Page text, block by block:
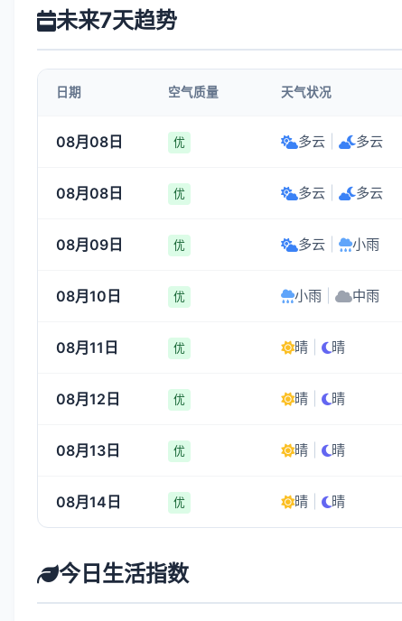
3-4 3-4 3-4 3-4
3-4 3-4 3-4
未来7天趋势
日期 空气质量 天气状况
08月08日 优 多云 多云
08月08日 优 多云 多云
08月09日 优 多云 小雨
08月10日 优 小雨 中雨
08月11日 优 晴 晴
08月12日 优 晴 晴
08月13日 优 晴 晴
08月14日 优 晴 晴
今日生活指数